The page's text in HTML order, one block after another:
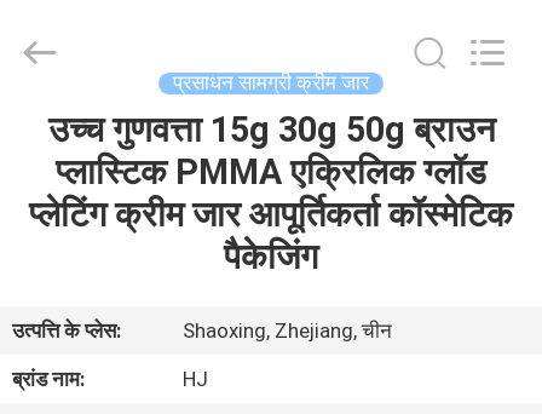
उत्पादों
बारे
में
Haojin
Plastic
Reserved.
प्रसाधन सामग्री क्रीम जार
उच्च गुणवत्ता 15g 30g 50g ब्राउन
प्लास्टिक PMMA एक्रिलिक ग्लॉड
प्लेटिंग क्रीम जार आपूर्तिकर्ता कॉस्मेटिक
पैकेजिंग
उत्पत्ति के प्लेस:
Shaoxing, Zhejiang, चीन
ब्रांड नाम:
HJ